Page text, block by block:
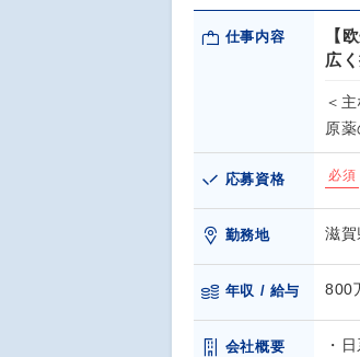
仕事内容
【
広
＜
原
応募資格 必須
勤務地 滋
年収 / 給与 800
会社概要 ・